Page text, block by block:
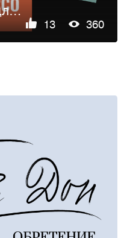
Фирменный стиль для винотеки
13 360